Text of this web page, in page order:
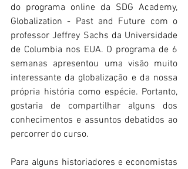
do programa online da SDG Academy,
Globalization - Past and Future com o
professor Jeffrey Sachs da Universidade
de Columbia nos EUA. O programa de 6
semanas apresentou uma visão muito
interessante da globalização e da nossa
própria história como espécie. Portanto,
gostaria de compartilhar alguns dos
conhecimentos e assuntos debatidos ao
percorrer do curso.
Para alguns historiadores e economistas